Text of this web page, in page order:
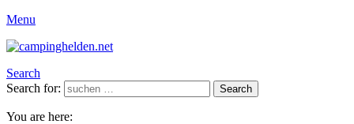
Menu
Search
Search for:
Search
You are here: